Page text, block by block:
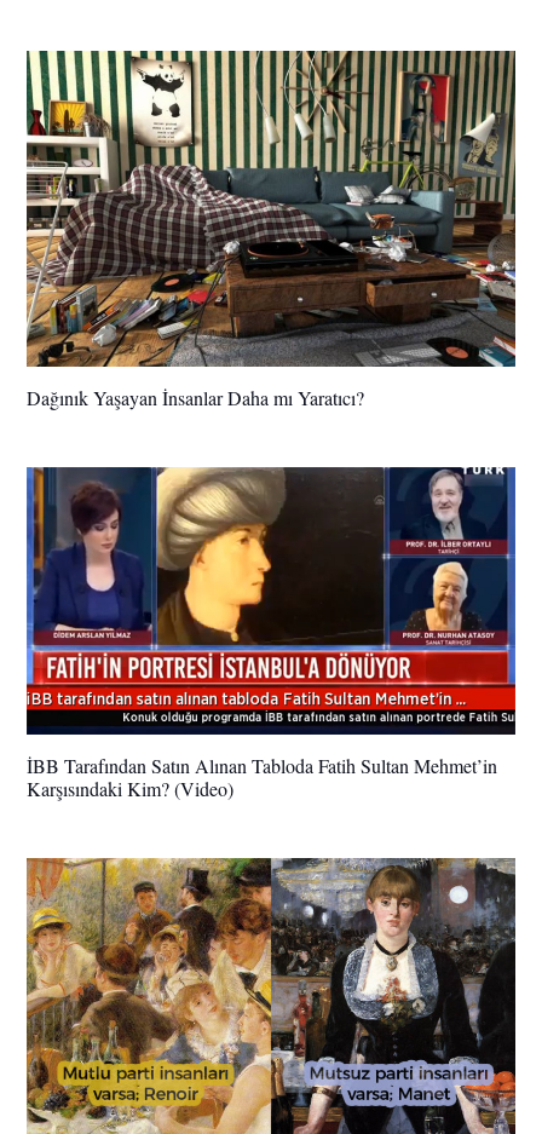
Dağınık Yaşayan İnsanlar Daha mı Yaratıcı?
İBB Tarafından Satın Alınan Tabloda Fatih Sultan Mehmet’in
Karşısındaki Kim? (Video)